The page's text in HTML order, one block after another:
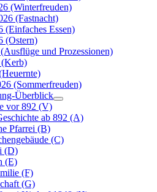
(Winterfreuden)
(Fastnacht)
(Einfaches Essen)
(Ostern)
und Prozessionen)
(Sommerfreuden)
Überblick
vor 892 (V)
ab 892 (A)
Pfarrei (B)
(C)
(D)
(E)
(F)
(G)